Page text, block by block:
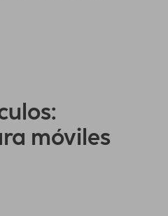
móviles